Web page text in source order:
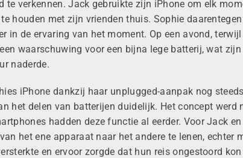
te verkennen. Jack gebruikte zijn iPhone om elk
houden met zijn vrienden thuis. Sophie
in de ervaring van het moment. Op een avond, terwijl
een waarschuwing voor een bijna lege batterij, wat
naderde.
iPhone dankzij haar unplugged-aanpak nog
het delen van batterijen duidelijk. Het concept werd
hadden deze functie al eerder. Voor Jack
het ene apparaat naar het andere te lenen, echter
en ervoor zorgde dat hun reis ongestoord